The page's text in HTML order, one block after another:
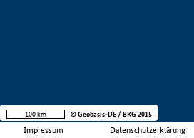
Impressum Datenschutzerklärung
100 km © Geobasis-DE / BKG 2015